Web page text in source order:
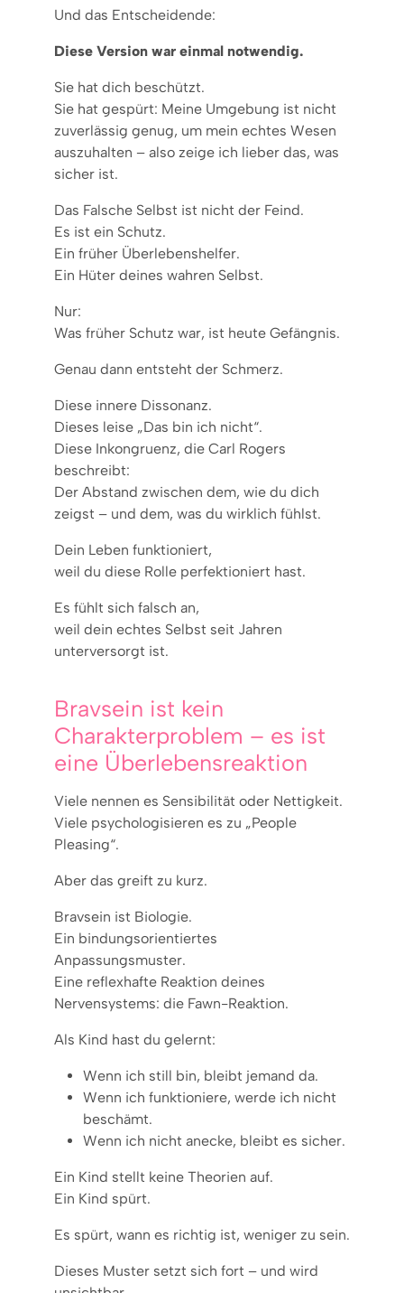
Und das Entscheidende:
Diese Version war einmal notwendig.
Sie hat dich beschützt.
Sie hat gespürt: Meine Umgebung ist nicht
zuverlässig genug, um mein echtes Wesen
auszuhalten – also zeige ich lieber das, was
sicher ist.
Das Falsche Selbst ist nicht der Feind.
Es ist ein Schutz.
Ein früher Überlebenshelfer.
Ein Hüter deines wahren Selbst.
Nur:
Was früher Schutz war, ist heute Gefängnis.
Genau dann entsteht der Schmerz.
Diese innere Dissonanz.
Dieses leise „Das bin ich nicht“.
Diese Inkongruenz, die Carl Rogers
beschreibt:
Der Abstand zwischen dem, wie du dich
zeigst – und dem, was du wirklich fühlst.
Dein Leben funktioniert,
weil du diese Rolle perfektioniert hast.
Es fühlt sich falsch an,
weil dein echtes Selbst seit Jahren
unterversorgt ist.
Bravsein ist kein
Charakterproblem – es ist
eine Überlebensreaktion
Viele nennen es Sensibilität oder Nettigkeit.
Viele psychologisieren es zu „People
Pleasing“.
Aber das greift zu kurz.
Bravsein ist Biologie.
Ein bindungsorientiertes
Anpassungsmuster.
Eine reflexhafte Reaktion deines
Nervensystems: die Fawn-Reaktion.
Als Kind hast du gelernt:
Wenn ich still bin, bleibt jemand da.
Wenn ich funktioniere, werde ich nicht
beschämt.
Wenn ich nicht anecke, bleibt es sicher.
Ein Kind stellt keine Theorien auf.
Ein Kind spürt.
Es spürt, wann es richtig ist, weniger zu sein.
Dieses Muster setzt sich fort – und wird